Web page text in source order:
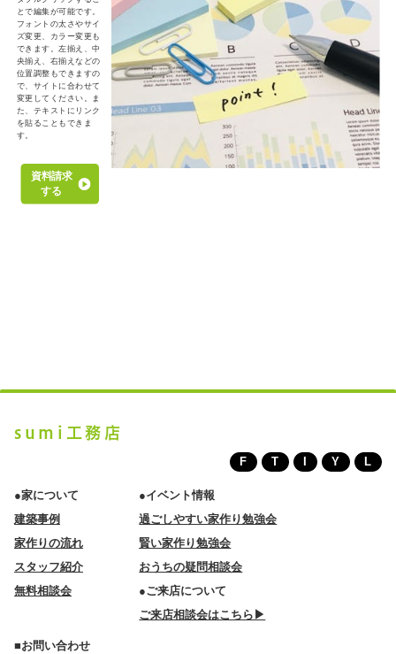
とで編集が可能です。
フォントの太さやサイ
ズ変更、カラー変更も
できます。左揃え、中
央揃え、右揃えなどの
位置調整もできますの
で、サイトに合わせて
変更してください。ま
た、テキストにリンク
を貼ることもできま
す。
資料請求
する
sumi工務店
F T Y L
●家について
建築事例
家作りの流れ
スタッフ紹介
無料相談会
●イベント情報
過ごしやすい家作り勉強会
賢い家作り勉強会
おうちの疑問相談会
●ご来店について
ご来店相談会はこちら▶
■お問い合わせ